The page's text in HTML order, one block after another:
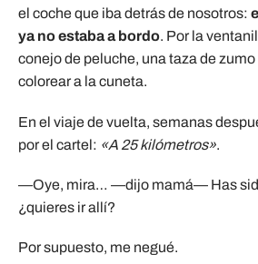
el coche que iba detrás de nosotros:
ya no estaba a bordo. Por la
conejo de peluche, una taza de zumo
colorear a la cuneta.
En el viaje de vuelta, semanas
por el cartel: «A 25 kilómetros».
—Oye, mira… —dijo mamá— Has
¿quieres ir allí?
Por supuesto, me negué.